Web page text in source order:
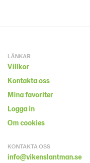
LÄNKAR
Villkor
Kontakta oss
Mina favoriter
Logga in
Om cookies
KONTAKTA OSS
info@vikenslantman.se